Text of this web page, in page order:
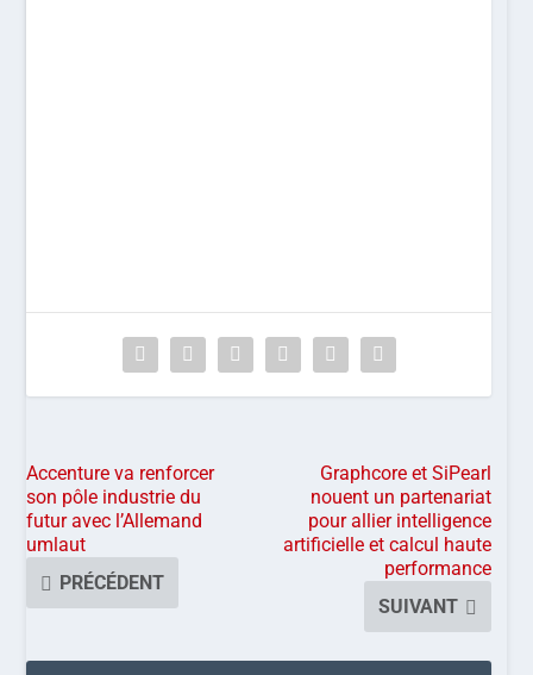
Accenture va renforcer
son pôle industrie du
futur avec l’Allemand
umlaut
PRÉCÉDENT
Graphcore et SiPearl
nouent un partenariat
pour allier intelligence
artificielle et calcul haute
performance
SUIVANT